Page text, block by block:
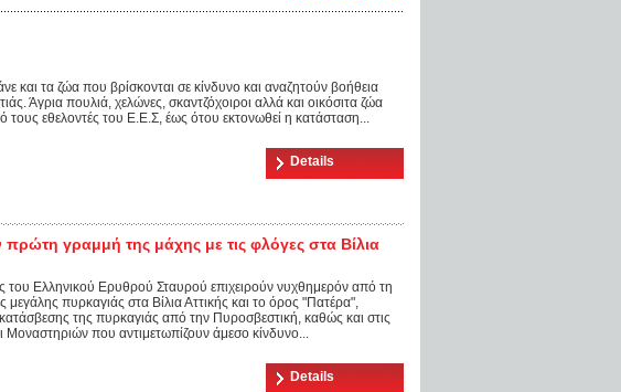
και τα ζώα που βρίσκονται σε κίνδυνο και αναζητούν βοήθεια
Άγρια πουλιά, χελώνες, σκαντζόχοιροι αλλά και οικόσιτα ζώα
τους εθελοντές του Ε.Ε.Σ, έως ότου εκτονωθεί η κατάσταση...
Details
γραμμή της μάχης με τις φλόγες στα Βίλια
του Ελληνικού Ερυθρού Σταυρού επιχειρούν νυχθημερόν από τη
πυρκαγιάς στα Βίλια Αττικής και το όρος "Πατέρα",
της πυρκαγιάς από την Πυροσβεστική, καθώς και στις
Μοναστηριών που αντιμετωπίζουν άμεσο κίνδυνο...
Details